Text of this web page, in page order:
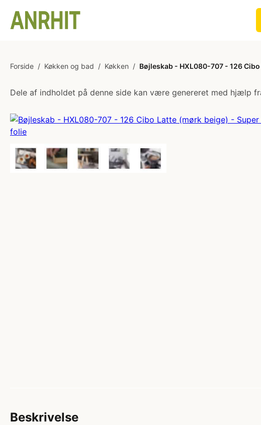
Forside / Køkken og bad / Køkken / Bøjleskab - HXL080-707 - 126
Dele af indholdet på denne side kan være genereret med hjælp
Beskrivelse